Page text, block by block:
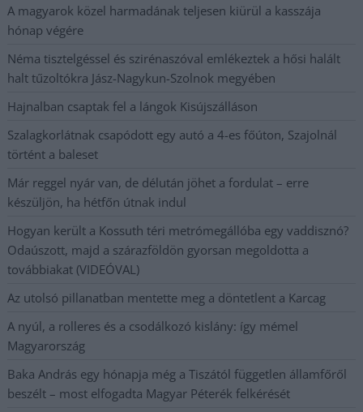
A magyarok közel harmadának teljesen kiürül a kasszája
hónap végére
Néma tisztelgéssel és szirénaszóval emlékeztek a hősi halált
halt tűzoltókra Jász-Nagykun-Szolnok megyében
Hajnalban csaptak fel a lángok Kisújszálláson
Szalagkorlátnak csapódott egy autó a 4-es főúton, Szajolnál
történt a baleset
Már reggel nyár van, de délután jöhet a fordulat – erre
készüljön, ha hétfőn útnak indul
Hogyan került a Kossuth téri metrómegállóba egy vaddisznó?
Odaúszott, majd a szárazföldön gyorsan megoldotta a
továbbiakat (VIDEÓVAL)
Az utolsó pillanatban mentette meg a döntetlent a Karcag
A nyúl, a rolleres és a csodálkozó kislány: így mémel
Magyarország
Baka András egy hónapja még a Tiszától független államfőről
beszélt – most elfogadta Magyar Péterék felkérését